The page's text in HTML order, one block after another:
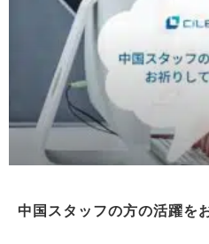
中国スタッフの方の活躍を